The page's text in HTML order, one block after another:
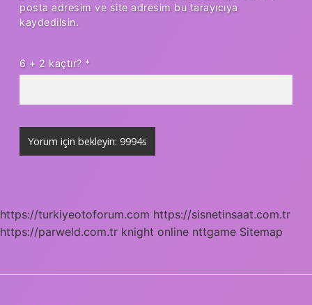
posta adresim ve site adresim bu tarayıcıya
kaydedilsin.
6 + 2 kaçtır? *
https://turkiyeotoforum.com https://sisnetinsaat.com.tr
https://parweld.com.tr knight online nttgame Sitemap